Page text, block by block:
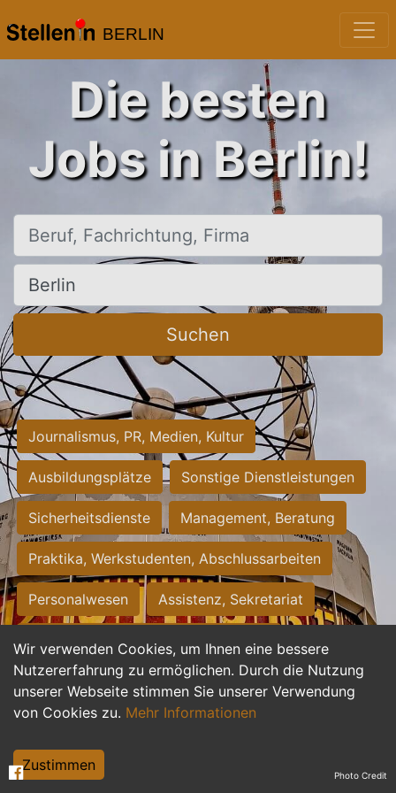
BERLIN
Wir verwenden Cookies, um Ihnen eine bessere
Nutzererfahrung zu ermöglichen. Durch die Nutzung
unserer Webseite stimmen Sie unserer Verwendung
von Cookies zu. Mehr Informationen
Zustimmen
Die besten
Jobs in Berlin!
Beruf, Fachrichtung, Firma
Ort, Stadt
Suchen
Journalismus, PR, Medien, Kultur
Ausbildungsplätze Sonstige Dienstleistungen
Sicherheitsdienste Management, Beratung
Praktika, Werkstudenten, Abschlussarbeiten
Personalwesen Assistenz, Sekretariat
Hilfskräfte, Aushilfs- und Nebenjobs
Einkauf, Logistik, Materialwirtschaft
Weiterbildung, Studium, duale Ausbildung
Tourismus
Photo Credit